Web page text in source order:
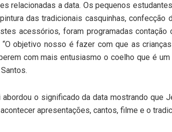
relacionadas a data. Os pequenos
das tradicionais casquinhas, confecção
acessórios, foram programadas
objetivo nosso é fazer com que as
com mais entusiasmo o coelho que é
o significado da data mostrando que
apresentações, cantos, filme e o